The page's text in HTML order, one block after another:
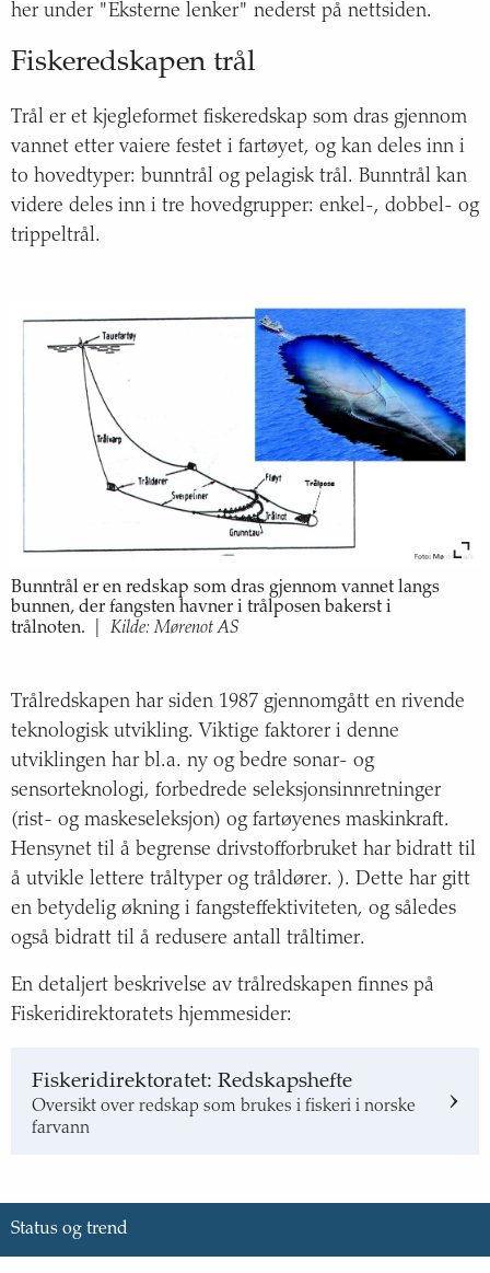
her under "Eksterne lenker" nederst på nettsiden.
Fiskeredskapen trål
Trål er et kjegleformet fiskeredskap som dras gjennom
vannet etter vaiere festet i fartøyet, og kan deles inn i
to hovedtyper: bunntrål og pelagisk trål. Bunntrål kan
videre deles inn i tre hovedgrupper: enkel-, dobbel- og
trippeltrål.
Bunntrål er en redskap som dras gjennom vannet langs
bunnen, der fangsten havner i trålposen bakerst i
trålnoten.
Kilde: Mørenot AS
Trålredskapen har siden 1987 gjennomgått en rivende
teknologisk utvikling. Viktige faktorer i denne
utviklingen har bl.a. ny og bedre sonar- og
sensorteknologi, forbedrede seleksjonsinnretninger
(rist- og maskeseleksjon) og fartøyenes maskinkraft.
Hensynet til å begrense drivstofforbruket har bidratt til
å utvikle lettere tråltyper og tråldører. ). Dette har gitt
en betydelig økning i fangsteffektiviteten, og således
også bidratt til å redusere antall tråltimer.
En detaljert beskrivelse av trålredskapen finnes på
Fiskeridirektoratets hjemmesider:
Fiskeridirektoratet: Redskapshefte
Oversikt over redskap som brukes i fiskeri i norske
farvann
Status og trend